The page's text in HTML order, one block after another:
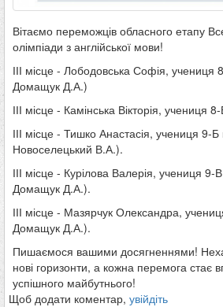
Вітаємо переможців обласного етапу
олімпіади з англійської мови!
ІІІ місце - Лободовська Софія, учениця
Домащук Д.А.)
ІІІ місце - Камінська Вікторія,
ІІІ місце - Тишко Анастасія, учениця 9-
Новоселецький В.А.).
ІІІ місце - Курілова Валерія, учениця 9-
Домащук Д.А.).
ІІІ місце - Мазярчук Олександра,
Домащук Д.А.).
Пишаємося вашими досягненнями!
нові горизонти, а кожна перемога стає
успішного майбутнього!
Щоб додати коментар, увійдіть